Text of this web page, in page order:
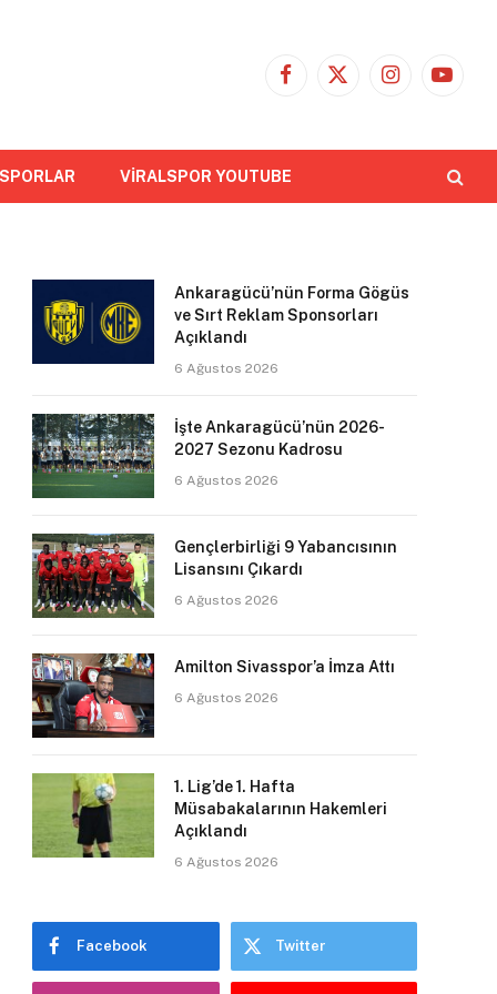
Facebook
X
Instagram
VİRALSPOR YOUTUBE
Ankaragücü’nün Forma Gögüs
ve Sırt Reklam Sponsorları
Açıklandı
6 Ağustos 2026
İşte Ankaragücü’nün 2026-
2027 Sezonu Kadrosu
6 Ağustos 2026
Gençlerbirliği 9 Yabancısının
Lisansını Çıkardı
6 Ağustos 2026
Amilton Sivasspor’a İmza Attı
6 Ağustos 2026
1. Lig’de 1. Hafta
Müsabakalarının Hakemleri
Açıklandı
6 Ağustos 2026
Facebook Twitter